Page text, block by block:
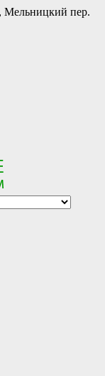
Мельницкий пер.
и по всей России
цены